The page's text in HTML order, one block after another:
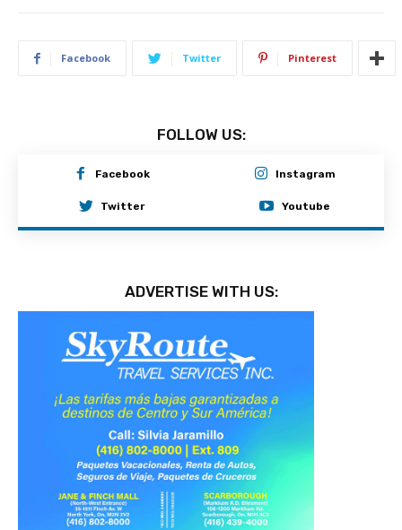
Facebook Twitter Pinterest
FOLLOW US:
Facebook Instagram
Twitter Youtube
ADVERTISE WITH US: